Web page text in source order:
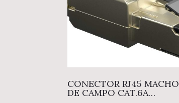
CONECTOR RJ45 MACHO
DE CAMPO CAT.6A